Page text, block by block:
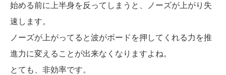
始める前に上半身を反ってしまうと、ノーズが上がり失
速します。
ノーズが上がってると波がボードを押してくれる力を推
進力に変えることが出来なくなりますよね。
とても、非効率です。